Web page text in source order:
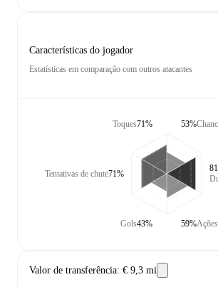
Características do jogador
Estatísticas em comparação com outros atacantes
Toques71%
Tentativas de chute71%
Gols43%
53%
59%
Valor de transferência: € 9,3 mi